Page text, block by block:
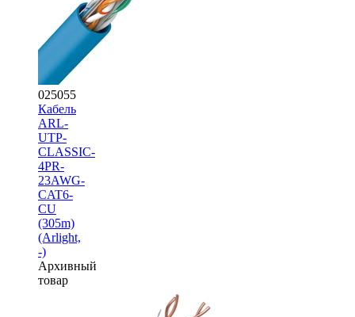
025055
Кабель
ARL-
UTP-
CLASSIC-
4PR-
23AWG-
CAT6-
CU
(305m)
(Arlight,
-)
Архивный
товар